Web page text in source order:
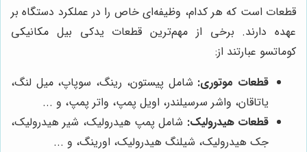
قطعات است که هر کدام، وظیفه‌ای خاص را در عملکرد دستگاه بر
عهده دارند. برخی از مهم‌ترین قطعات یدکی بیل مکانیکی
کوماتسو عبارتند از:
قطعات موتوری: شامل پیستون، رینگ، سوپاپ، میل لنگ،
یاتاقان، واشر سرسیلندر، اویل پمپ، واتر پمپ، و ...
قطعات هیدرولیک: شامل پمپ هیدرولیک، شیر هیدرولیک،
جک هیدرولیک، شیلنگ هیدرولیک، اورینگ، و ...